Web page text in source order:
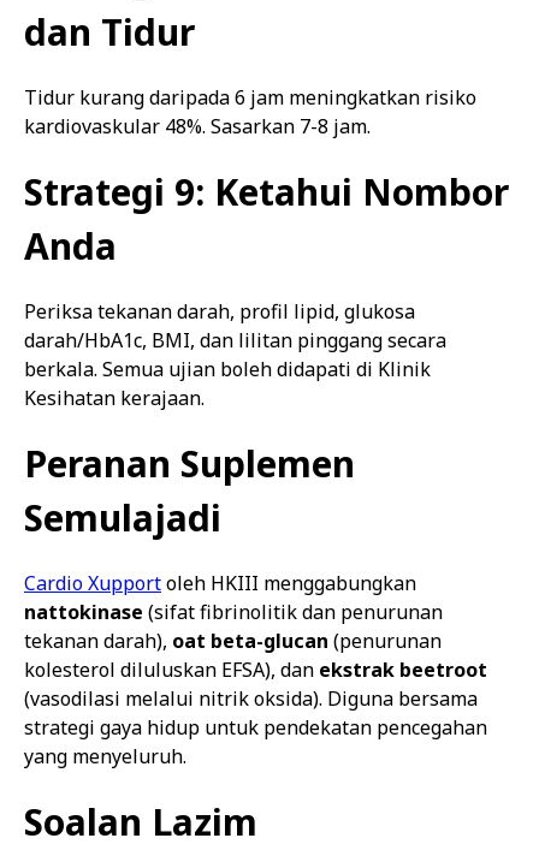
dan Tidur
Tidur kurang daripada 6 jam meningkatkan risiko
kardiovaskular 48%. Sasarkan 7-8 jam.
Strategi 9: Ketahui Nombor
Anda
Periksa tekanan darah, profil lipid, glukosa
darah/HbA1c, BMI, dan lilitan pinggang secara
berkala. Semua ujian boleh didapati di Klinik
Kesihatan kerajaan.
Peranan Suplemen
Semulajadi
Cardio Xupportoleh HKIII menggabungkan
nattokinase (sifat fibrinolitik dan penurunan
tekanan darah), oat beta-glucan (penurunan
kolesterol diluluskan EFSA), dan ekstrak beetroot
(vasodilasi melalui nitrik oksida). Diguna bersama
strategi gaya hidup untuk pendekatan pencegahan
yang menyeluruh.
Soalan Lazim